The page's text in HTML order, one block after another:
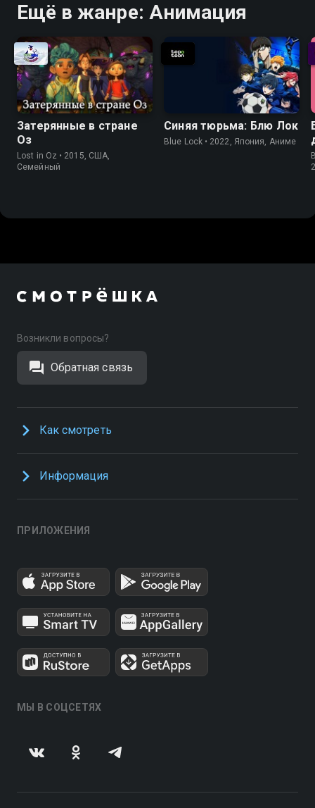
Ещё в жанре: Анимация
Затерянные в стране
Оз
Lost in Oz • 2015, США,
Cемейный
Синяя тюрьма: Блю Лок
Blue Lock • 2022, Япония, Аниме
Возникли вопросы?
Обратная связь
Как смотреть
Информация
ПРИЛОЖЕНИЯ
МЫ В СОЦСЕТЯХ